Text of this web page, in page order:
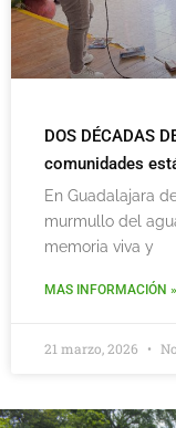
DOS DÉCADAS
comunidades
En Guadalajara
murmullo del
memoria viva y
MAS INFORMACIÓN »
21 marzo, 2026